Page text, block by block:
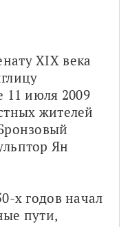
XIX века
11 июля 2009
жителей
Ян
х годов начал
пути,